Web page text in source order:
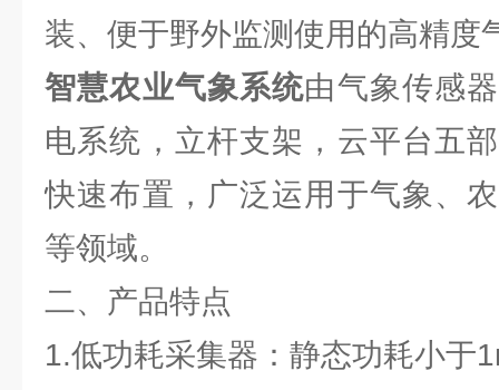
装、便于野外监测使用的高精度
智慧农业气象系统由气象传感
电系统，立杆支架，云平台五
快速布置，广泛运用于气象、
等领域。
二、产品特点
1.低功耗采集器：静态功耗小于